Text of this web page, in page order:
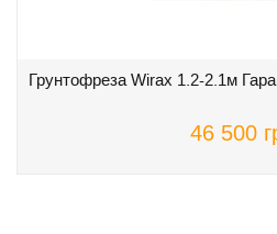
Грунтофреза Wirax 1.2-2.1м
46 500